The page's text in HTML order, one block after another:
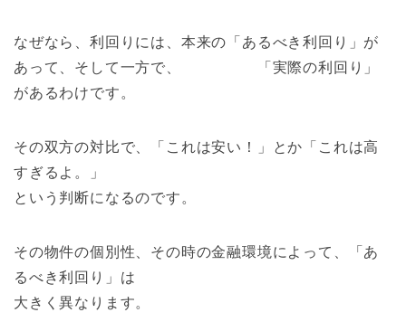
なぜなら、利回りには、本来の「あるべき利回り」が
あって、そして一方で、 「実際の利回り」
があるわけです。
その双方の対比で、「これは安い！」とか「これは高
すぎるよ。」
という判断になるのです。
その物件の個別性、その時の金融環境によって、「あ
るべき利回り」は
大きく異なります。